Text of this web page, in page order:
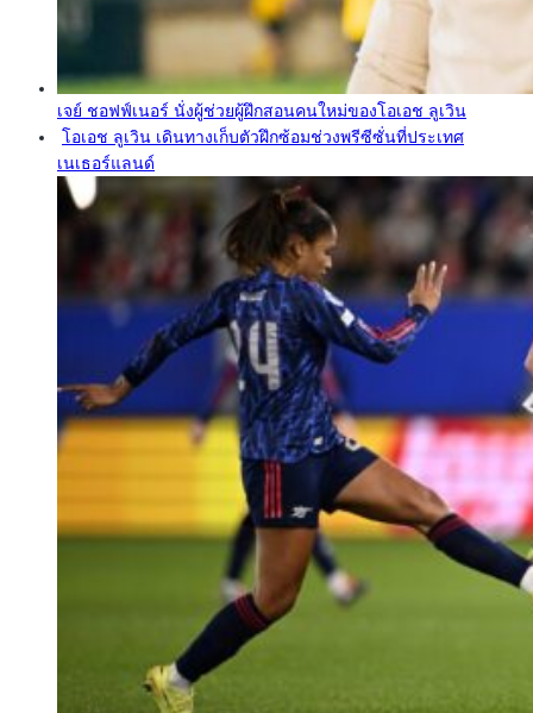
เจย์ ชอฟฟ์เนอร์ นั่งผู้ช่วยผู้ฝึกสอนคนใหม่ของโอเอช ลูเวิน
โอเอช ลูเวิน เดินทางเก็บตัวฝึกซ้อมช่วงพรีซีซั่นที่ประเทศ
เนเธอร์แลนด์